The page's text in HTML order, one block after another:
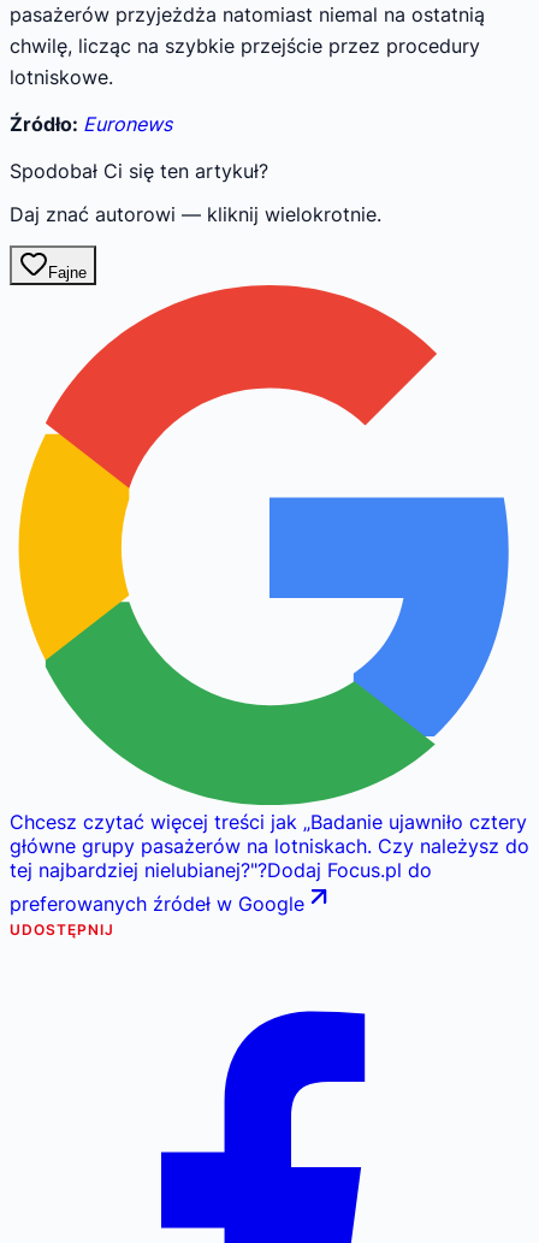
pasażerów przyjeżdża natomiast niemal na ostatnią
chwilę, licząc na szybkie przejście przez procedury
lotniskowe.
Źródło: Euronews
Spodobał Ci się ten artykuł?
Daj znać autorowi — kliknij wielokrotnie.
Fajne
Chcesz czytać więcej treści jak „Badanie ujawniło cztery
główne grupy pasażerów na lotniskach. Czy należysz do
tej najbardziej nielubianej?"?Dodaj Focus.pl do
preferowanych źródeł w Google
UDOSTĘPNIJ